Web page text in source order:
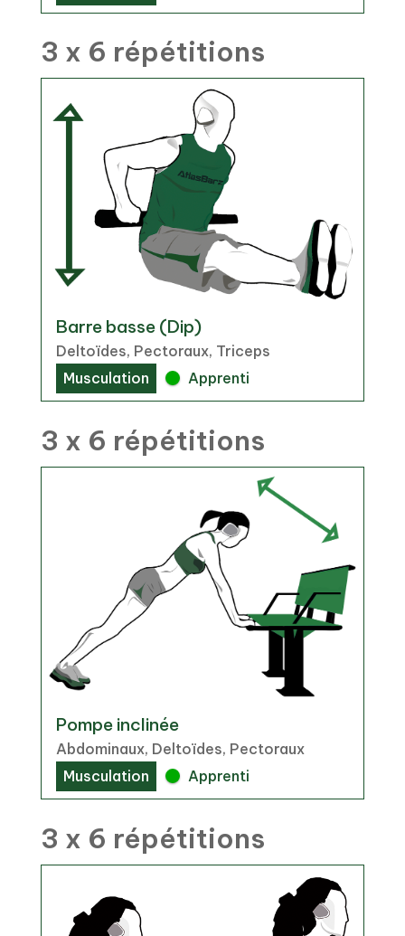
3 x 6 répétitions
Barre basse (Dip)
Deltoïdes, Pectoraux, Triceps
Musculation
Apprenti
3 x 6 répétitions
Pompe inclinée
Abdominaux, Deltoïdes, Pectoraux
Musculation
Apprenti
3 x 6 répétitions